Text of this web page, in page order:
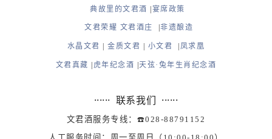
典故里的文君酒 宴席政策
文君荣耀 文君酒庄 非遗酿造
水晶文君 |金质文君 小文君 凤求凰
文君真藏 虎年纪念酒 |天弦·兔年生肖纪念酒
······ 联系我们 ······
文君酒服务专线：☎️028-88791152